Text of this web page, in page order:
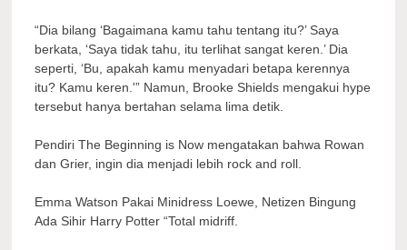
“Dia bilang ‘Bagaimana kamu tahu tentang itu?’ Saya
berkata, ‘Saya tidak tahu, itu terlihat sangat keren.’ Dia
seperti, ‘Bu, apakah kamu menyadari betapa kerennya
itu? Kamu keren.'” Namun, Brooke Shields mengakui hype
tersebut hanya bertahan selama lima detik.
Pendiri The Beginning is Now mengatakan bahwa Rowan
dan Grier, ingin dia menjadi lebih rock and roll.
Emma Watson Pakai Minidress Loewe, Netizen Bingung
Ada Sihir Harry Potter “Total midriff.